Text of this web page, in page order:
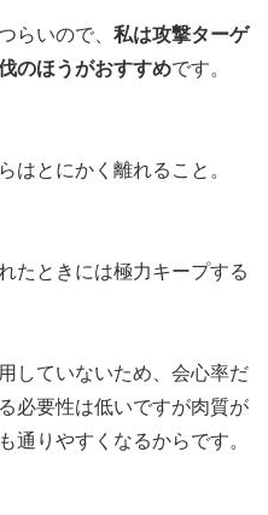
らいので、 私は攻撃ターゲ
のほうがおすすめです。
はとにかく離れること。
たときには極力キープする
していないため、会心率だ
必要性は低いですが肉質が
通りやすくなるからです。